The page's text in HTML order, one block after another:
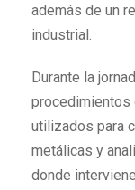
además de un
industrial.
Durante la
procedimientos
utilizados para
metálicas y
donde